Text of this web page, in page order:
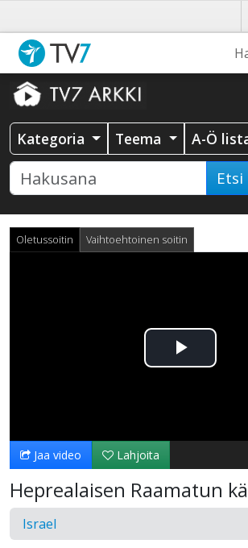
Kategoria Teema A-Ö
Etsi
Oletussoitin Vaihtoehtoinen soitin
Toista
Jaa video Lahjoita
Heprealaisen Raamatun
Israel